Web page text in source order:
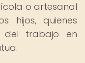
o artesanal
hijos, quienes
del trabajo en